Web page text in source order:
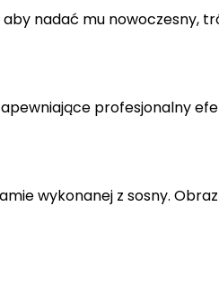
nadać mu nowoczesny,
profesjonalny
wykonanej z sosny.